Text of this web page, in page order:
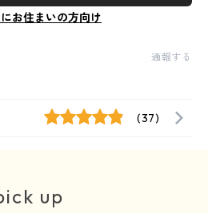
お住まいの方向け
通報する
(37)
up